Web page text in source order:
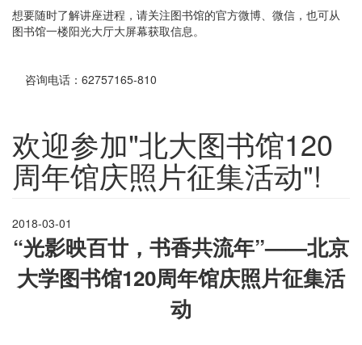
想要随时了解讲座进程，请关注图书馆的官方微博、微信，也可从
图书馆一楼阳光大厅大屏幕获取信息。
咨询电话：62757165-810
欢迎参加"北大图书馆120
周年馆庆照片征集活动"!
2018-03-01
“光影映百廿，书香共流年”——北京
大学图书馆120周年馆庆照片征集活
动